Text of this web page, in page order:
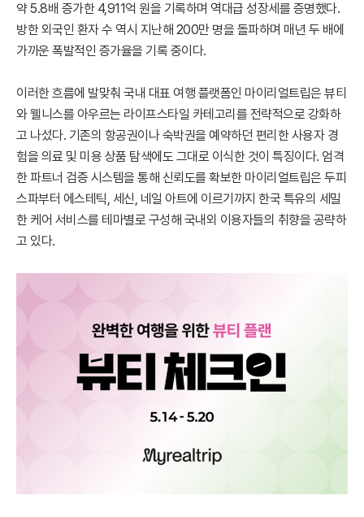
약 5.8배 증가한 4,911억 원을 기록하며 역대급 성장세를 증명했다.
방한 외국인 환자 수 역시 지난해 200만 명을 돌파하며 매년 두 배에
가까운 폭발적인 증가율을 기록 중이다.
이러한 흐름에 발맞춰 국내 대표 여행 플랫폼인 마이리얼트립은 뷰티
와 웰니스를 아우르는 라이프스타일 카테고리를 전략적으로 강화하
고 나섰다. 기존의 항공권이나 숙박권을 예약하던 편리한 사용자 경
험을 의료 및 미용 상품 탐색에도 그대로 이식한 것이 특징이다. 엄격
한 파트너 검증 시스템을 통해 신뢰도를 확보한 마이리얼트립은 두피
스파부터 에스테틱, 세신, 네일 아트에 이르기까지 한국 특유의 세밀
한 케어 서비스를 테마별로 구성해 국내외 이용자들의 취향을 공략하
고 있다.